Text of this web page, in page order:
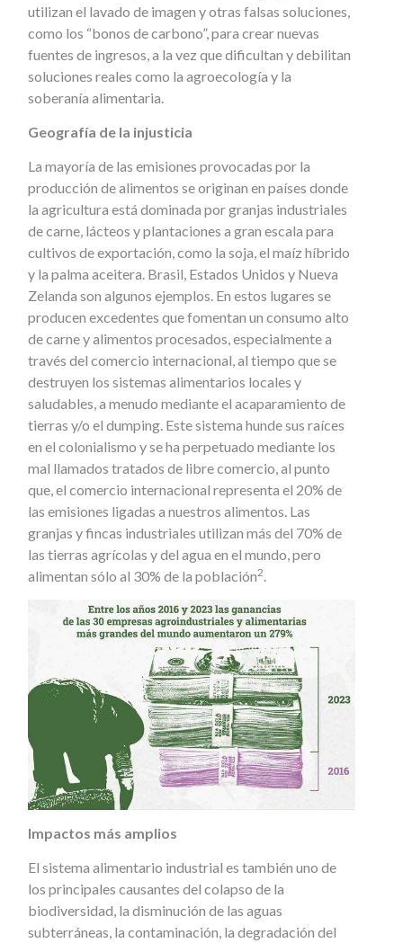
utilizan el lavado de imagen y otras falsas soluciones,
como los “bonos de carbono”, para crear nuevas
fuentes de ingresos, a la vez que dificultan y debilitan
soluciones reales como la agroecología y la
soberanía alimentaria.
Geografía de la injusticia
La mayoría de las emisiones provocadas por la
producción de alimentos se originan en países donde
la agricultura está dominada por granjas industriales
de carne, lácteos y plantaciones a gran escala para
cultivos de exportación, como la soja, el maíz híbrido
y la palma aceitera. Brasil, Estados Unidos y Nueva
Zelanda son algunos ejemplos. En estos lugares se
producen excedentes que fomentan un consumo alto
de carne y alimentos procesados, especialmente a
través del comercio internacional, al tiempo que se
destruyen los sistemas alimentarios locales y
saludables, a menudo mediante el acaparamiento de
tierras y/o el dumping. Este sistema hunde sus raíces
en el colonialismo y se ha perpetuado mediante los
mal llamados tratados de libre comercio, al punto
que, el comercio internacional representa el 20% de
las emisiones ligadas a nuestros alimentos. Las
granjas y fincas industriales utilizan más del 70% de
las tierras agrícolas y del agua en el mundo, pero
alimentan sólo al 30% de la población2.
Impactos más amplios
El sistema alimentario industrial es también uno de
los principales causantes del colapso de la
biodiversidad, la disminución de las aguas
subterráneas, la contaminación, la degradación del